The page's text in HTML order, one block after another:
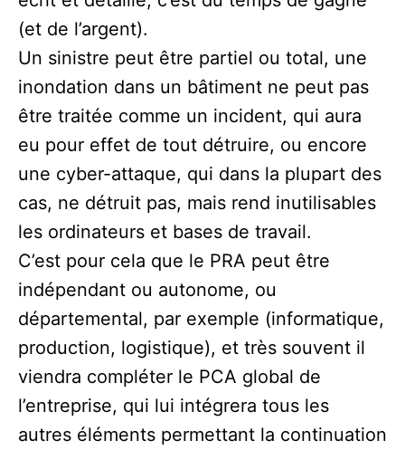
(et de l’argent).
Un sinistre peut être partiel ou total, une
inondation dans un bâtiment ne peut pas
être traitée comme un incident, qui aura
eu pour effet de tout détruire, ou encore
une cyber-attaque, qui dans la plupart des
cas, ne détruit pas, mais rend inutilisables
les ordinateurs et bases de travail.
C’est pour cela que le PRA peut être
indépendant ou autonome, ou
départemental, par exemple (informatique,
production, logistique), et très souvent il
viendra compléter le PCA global de
l’entreprise, qui lui intégrera tous les
autres éléments permettant la continuation